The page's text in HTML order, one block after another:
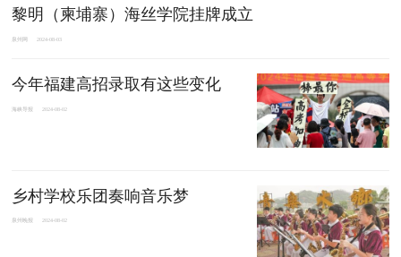
黎明（柬埔寨）海丝学院挂牌成立
泉州网 2024-08-03
今年福建高招录取有这些变化
海峡导报 2024-08-02
乡村学校乐团奏响音乐梦
泉州晚报 2024-08-02